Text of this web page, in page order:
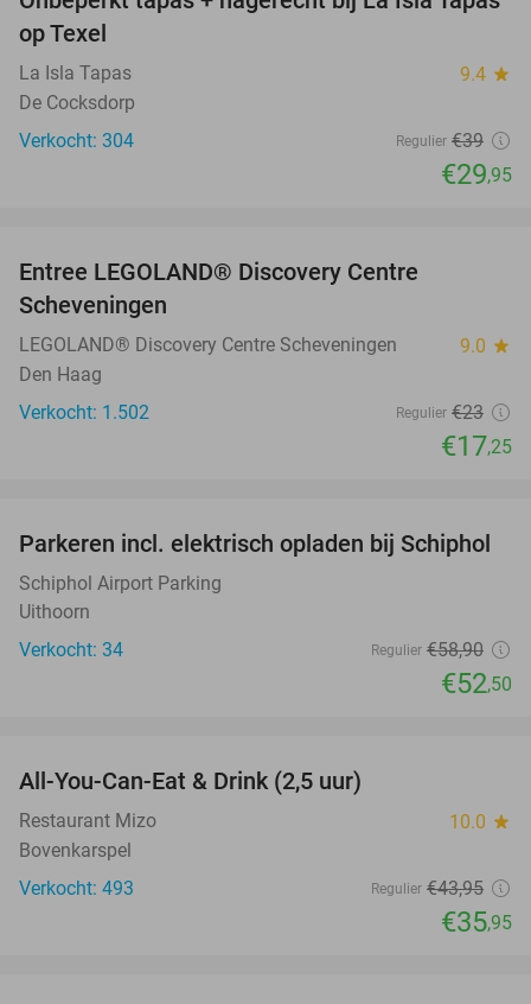
23%
op Texel
La Isla Tapas 9.4 star
De Cocksdorp
Verkocht: 304
Regulier €39
€29,95
Entree LEGOLAND® Discovery Centre
Scheveningen
LEGOLAND® Discovery Centre Scheveningen 9.0 star
Den Haag
Verkocht: 1.502
Regulier €23
€17,25
11%
Parkeren incl. elektrisch opladen bij Schiphol
Schiphol Airport Parking
Uithoorn
Verkocht: 34
Regulier €58,90
€52,50
All-You-Can-Eat & Drink (2,5 uur)
Restaurant Mizo 10.0 star
Bovenkarspel
Verkocht: 493
Regulier €43,95
€35,95